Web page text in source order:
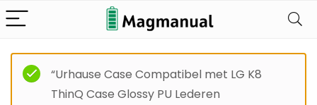
“Urhause Case Compatibel met LG K8
ThinQ Case Glossy PU Lederen